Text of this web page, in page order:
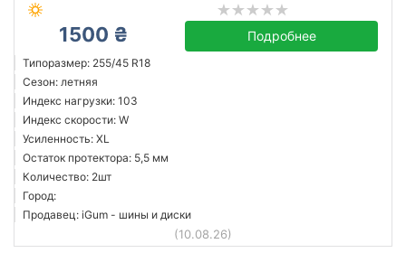
1500 ₴ Подробнее
Типоразмер: 255/45 R18
Сезон: летняя
Индекс нагрузки: 103
Индекс скорости: W
Усиленность: XL
Остаток протектора: 5,5 мм
Количество: 2шт
Город:
Продавец: iGum - шины и диски
(10.08.26)